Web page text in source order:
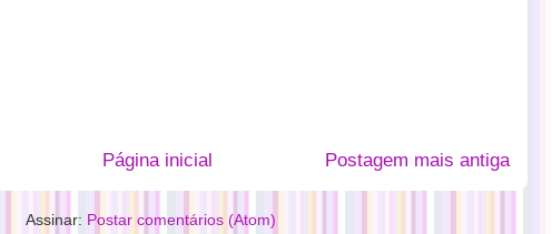
Postagem mais antiga
Página inicial
Assinar: Postar comentários (Atom)